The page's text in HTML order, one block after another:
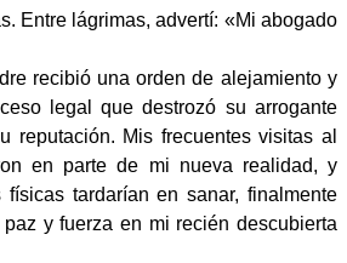
Entre lágrimas, advertí: «Mi abogado
recibió una orden de alejamiento y
legal que destrozó su arrogante
reputación. Mis frecuentes visitas al
en parte de mi nueva realidad, y
tardarían en sanar, finalmente
y fuerza en mi recién descubierta